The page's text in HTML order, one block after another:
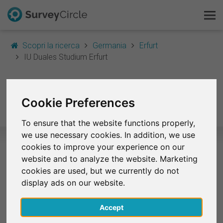
Cookie Preferences
To ensure that the website functions properly,
we use necessary cookies. In addition, we use
cookies to improve your experience on our
website and to analyze the website. Marketing
cookies are used, but we currently do not
display ads on our website.
Accept
Scopri la ricerca Germania
Erfurt
IU Duales Studium Erfurt
Erfurt
Studi selezionati – IU Duales
Studium Erfurt
Attualmente non ci sono studi di questa università
elencati su SurveyCircle.
FAQ
Registrati gratis
Accedi
English